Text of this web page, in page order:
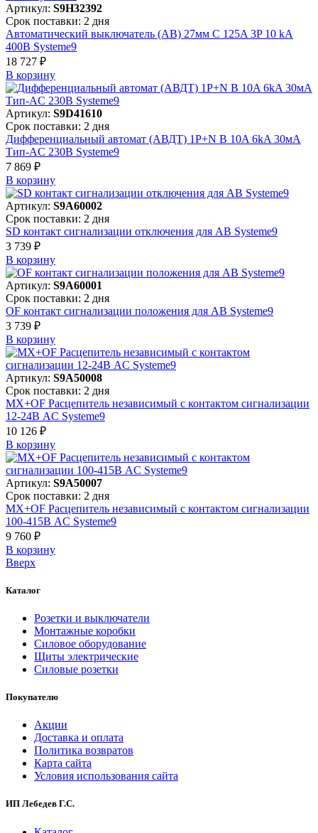
Артикул: S9H32392
Срок поставки: 2 дня
Автоматический выключатель (АВ) 27мм C 125A 3P 10 kA
400В Systeme9
18 727 ₽
В корзинy
Артикул: S9D41610
Срок поставки: 2 дня
Дифференциальный автомат (АВДТ) 1P+N B 10A 6kA 30мА
Тип-AC 230В Systeme9
7 869 ₽
В корзинy
Артикул: S9A60002
Срок поставки: 2 дня
SD контакт сигнализации отключения для АВ Systeme9
3 739 ₽
В корзинy
Артикул: S9A60001
Срок поставки: 2 дня
OF контакт сигнализации положения для АВ Systeme9
3 739 ₽
В корзинy
Артикул: S9A50008
Срок поставки: 2 дня
MX+OF Расцепитель независимый с контактом сигнализации
12-24В AC Systeme9
10 126 ₽
В корзинy
Артикул: S9A50007
Срок поставки: 2 дня
MX+OF Расцепитель независимый с контактом сигнализации
100-415В AC Systeme9
9 760 ₽
В корзинy
Вверх
Каталог
Розетки и выключатели
Монтажные коробки
Силовое оборудование
Щиты электрические
Силовые розетки
Покупателю
Акции
Доставка и оплата
Политика возвратов
Карта сайта
Условия использования сайта
ИП Лебедев Г.С.